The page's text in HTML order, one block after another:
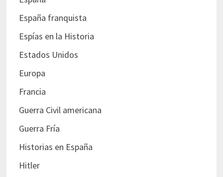
España franquista
Espías en la Historia
Estados Unidos
Europa
Francia
Guerra Civil americana
Guerra Fría
Historias en España
Hitler